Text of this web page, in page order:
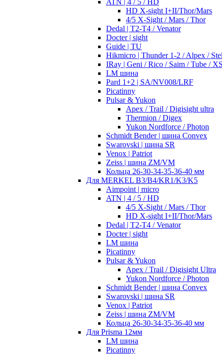
ATN | 4 / 5 / HD
HD X-sight I+II/Thor/Mars
4/5 X-Sight / Mars / Thor
Dedal | T2-T4 / Venator
Docter | sight
Guide | TU
Hikmicro | Thunder 1-2 / Alpex /
IRay | Geni / Rico / Saim / Tube /
LM шина
Pard 1+2 | SA/NV008/LRF
Picatinny
Pulsar & Yukon
Apex / Trail / Digisight ultra
Thermion / Digex
Yukon Nordforce / Photon
Schmidt Bender | шина Convex
Swarovski | шина SR
Venox | Patriot
Zeiss | шина ZM/VM
Кольца 26-30-34-35-36-40 мм
Для MERKEL B3/B4/KR1/K3/K5
Aimpoint | micro
ATN | 4 / 5 / HD
4/5 X-Sight / Mars / Thor
HD X-sight I+II/Thor/Mars
Dedal | T2-T4 / Venator
Docter | sight
LM шина
Picatinny
Pulsar & Yukon
Apex / Trail / Digisight Ultra
Yukon Nordforce / Photon
Schmidt Bender | шина Convex
Swarovski | шина SR
Venox | Patriot
Zeiss | шина ZM/VM
Кольца 26-30-34-35-36-40 мм
Для Prisma 12мм
LM шина
Picatinny